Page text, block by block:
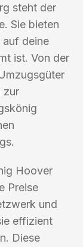
steht der
Sie bieten
auf deine
ist. Von der
zur
Hoover
Preise
und
effizient
Diese